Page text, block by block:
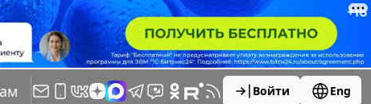
Войти Eng